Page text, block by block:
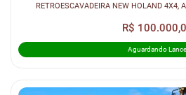
RETROESCAVADEIRA NEW HOLAND 4X4,
R$
Aguardando Lance